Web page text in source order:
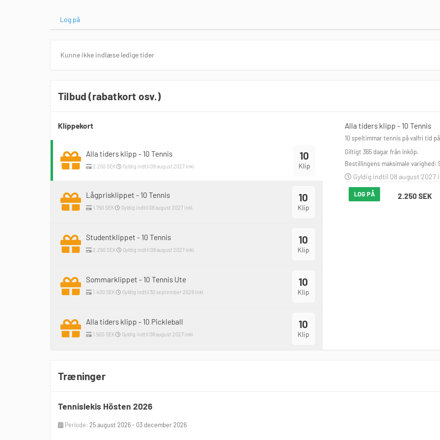
Log på
Kunne ikke indlæse ledige tider
Tilbud (rabatkort osv.)
Klippekort
10
Klip
Alla tiders klipp - 10 Tennis
2.250 SEK Gyldig indtil 08 august 2027 inkl.
10
Klip
Lågprisklippet - 10 Tennis
1.750 SEK Gyldig indtil 08 august 2027 inkl.
10
Klip
Studentklippet - 10 Tennis
2.250 SEK Gyldig indtil 08 august 2027 inkl.
10
Klip
Sommarklippet - 10 Tennis Ute
1.400 SEK Gyldig indtil 30 september 2026 inkl.
10
Klip
Alla tiders klipp - 10 Pickleball
1.500 SEK Gyldig indtil 08 august 2027 inkl.
Alla tiders klipp - 10 Tennis
10 speltimmar tennis på valfri tid
Giltigt 365 dagar från inköp.
Bestillingens maksimale varighed:
Gyldig indtil 08 august 2027
LOG PÅ 2.250 SEK
Træninger
Tennislekis Hösten 2026
Periode: 25 august 2026 - 03 december 2026